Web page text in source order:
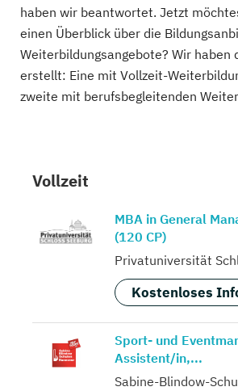
haben wir beantwortet. Jetzt
einen Überblick über die
Weiterbildungsangebote? Wir haben
erstellt: Eine mit Vollzeit-
zweite mit berufsbegleitenden
Vollzeit
MBA in General
(120 CP)
Privatuniversität
Kostenloses
Sport- und
Assistent/in,...
Sabine-Blindow-